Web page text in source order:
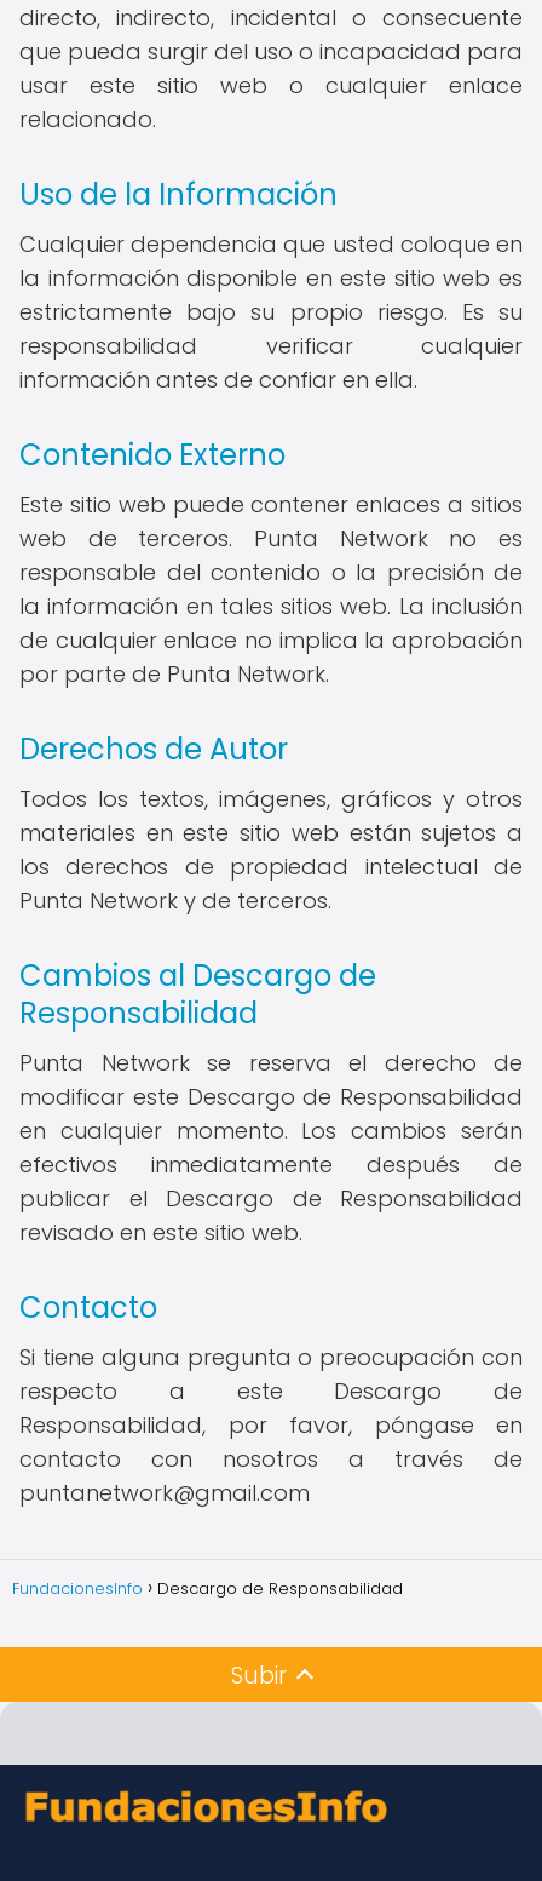
directo, indirecto, incidental o consecuente
que pueda surgir del uso o incapacidad para
usar este sitio web o cualquier enlace
relacionado.
Uso de la Información
Cualquier dependencia que usted coloque en
la información disponible en este sitio web es
estrictamente bajo su propio riesgo. Es su
responsabilidad verificar cualquier
información antes de confiar en ella.
Contenido Externo
Este sitio web puede contener enlaces a sitios
web de terceros. Punta Network no es
responsable del contenido o la precisión de
la información en tales sitios web. La inclusión
de cualquier enlace no implica la aprobación
por parte de Punta Network.
Derechos de Autor
Todos los textos, imágenes, gráficos y otros
materiales en este sitio web están sujetos a
los derechos de propiedad intelectual de
Punta Network y de terceros.
Cambios al Descargo de
Responsabilidad
Punta Network se reserva el derecho de
modificar este Descargo de Responsabilidad
en cualquier momento. Los cambios serán
efectivos inmediatamente después de
publicar el Descargo de Responsabilidad
revisado en este sitio web.
Contacto
Si tiene alguna pregunta o preocupación con
respecto a este Descargo de
Responsabilidad, por favor, póngase en
contacto con nosotros a través de
puntanetwork@gmail.com
FundacionesInfo Descargo de Responsabilidad
Subir